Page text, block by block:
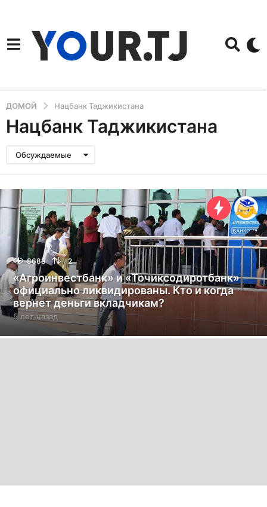
ДОМОЙ Нацбанк Таджикистана
Нацбанк Таджикистана
Обсуждаемые
8683 -2
«Агроинвестбанк» и «Точиксодиротбанк»
официально ликвидированы. Кто и когда
вернет деньги вкладчикам?
5 лет назад5
е